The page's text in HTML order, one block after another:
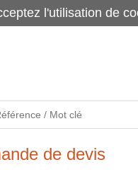
de devis
l'utilisation de